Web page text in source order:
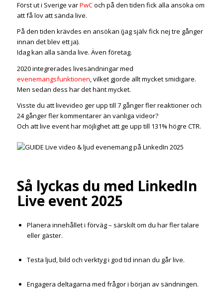
Först ut i Sverige varPwCoch på den tiden fick alla ansöka om
att få lov att sända live.
På den tiden krävdes en ansökan (jag själv fick nej tre gånger
innan det blev ett ja).
Idag kan alla sända live. Även företag.
2020 integrerades livesändningar med
evenemangsfunktionen , vilket gjorde allt mycket smidigare.
Men sedan dess har det hänt mycket.
Visste du att livevideo ger upp till 7 gånger fler reaktioner och
24 gånger fler kommentarer än vanliga videor?
Och att live event har möjlighet att ge upp till 131% högre CTR.
Så lyckas du med LinkedIn
Live event 2025
Planera innehållet i förväg – särskilt om du har fler talare
eller gäster.
Testa ljud, bild och verktyg i god tid innan du går live.
Engagera deltagarna med frågor i början av sändningen.